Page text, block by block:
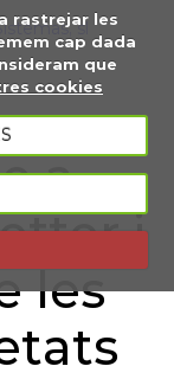
rastrejar les
cap dada
que
cookies
web
web
web
a
i
les